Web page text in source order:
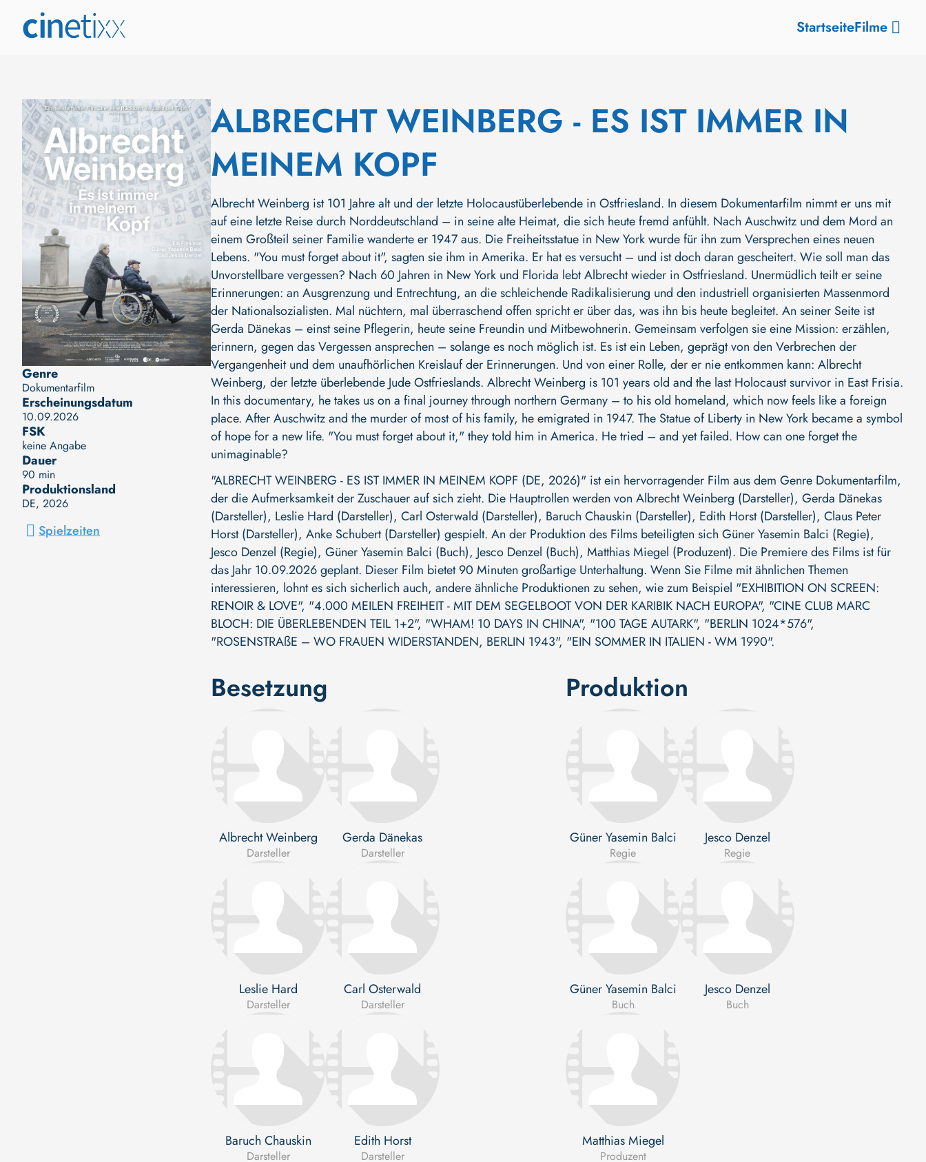
StartseiteFilme
Genre
Dokumentarfilm
Erscheinungsdatum
10.09.2026
FSK
keine Angabe
Dauer
90 min
Produktionsland
DE, 2026
Spielzeiten
ALBRECHT WEINBERG - ES IST IMMER IN
MEINEM KOPF
Albrecht Weinberg ist 101 Jahre alt und der letzte Holocaustüberlebende in Ostfriesland. In diesem Dokumentarfilm nimmt er uns mit
auf eine letzte Reise durch Norddeutschland – in seine alte Heimat, die sich heute fremd anfühlt. Nach Auschwitz und dem Mord an
einem Großteil seiner Familie wanderte er 1947 aus. Die Freiheitsstatue in New York wurde für ihn zum Versprechen eines neuen
Lebens. "You must forget about it", sagten sie ihm in Amerika. Er hat es versucht – und ist doch daran gescheitert. Wie soll man das
Unvorstellbare vergessen? Nach 60 Jahren in New York und Florida lebt Albrecht wieder in Ostfriesland. Unermüdlich teilt er seine
Erinnerungen: an Ausgrenzung und Entrechtung, an die schleichende Radikalisierung und den industriell organisierten Massenmord
der Nationalsozialisten. Mal nüchtern, mal überraschend offen spricht er über das, was ihn bis heute begleitet. An seiner Seite ist
Gerda Dänekas – einst seine Pflegerin, heute seine Freundin und Mitbewohnerin. Gemeinsam verfolgen sie eine Mission: erzählen,
erinnern, gegen das Vergessen ansprechen – solange es noch möglich ist. Es ist ein Leben, geprägt von den Verbrechen der
Vergangenheit und dem unaufhörlichen Kreislauf der Erinnerungen. Und von einer Rolle, der er nie entkommen kann: Albrecht
Weinberg, der letzte überlebende Jude Ostfrieslands. Albrecht Weinberg is 101 years old and the last Holocaust survivor in East Frisia.
In this documentary, he takes us on a final journey through northern Germany – to his old homeland, which now feels like a foreign
place. After Auschwitz and the murder of most of his family, he emigrated in 1947. The Statue of Liberty in New York became a symbol
of hope for a new life. "You must forget about it," they told him in America. He tried – and yet failed. How can one forget the
unimaginable?
"ALBRECHT WEINBERG - ES IST IMMER IN MEINEM KOPF (DE, 2026)" ist ein hervorragender Film aus dem Genre Dokumentarfilm,
der die Aufmerksamkeit der Zuschauer auf sich zieht. Die Hauptrollen werden von Albrecht Weinberg (Darsteller), Gerda Dänekas
(Darsteller), Leslie Hard (Darsteller), Carl Osterwald (Darsteller), Baruch Chauskin (Darsteller), Edith Horst (Darsteller), Claus Peter
Horst (Darsteller), Anke Schubert (Darsteller) gespielt. An der Produktion des Films beteiligten sich Güner Yasemin Balci (Regie),
Jesco Denzel (Regie), Güner Yasemin Balci (Buch), Jesco Denzel (Buch), Matthias Miegel (Produzent). Die Premiere des Films ist für
das Jahr 10.09.2026 geplant. Dieser Film bietet 90 Minuten großartige Unterhaltung. Wenn Sie Filme mit ähnlichen Themen
interessieren, lohnt es sich sicherlich auch, andere ähnliche Produktionen zu sehen, wie zum Beispiel "EXHIBITION ON SCREEN:
RENOIR & LOVE", "4.000 MEILEN FREIHEIT - MIT DEM SEGELBOOT VON DER KARIBIK NACH EUROPA", "CINE CLUB MARC
BLOCH: DIE ÜBERLEBENDEN TEIL 1+2", "WHAM! 10 DAYS IN CHINA", "100 TAGE AUTARK", "BERLIN 1024*576",
"ROSENSTRAßE – WO FRAUEN WIDERSTANDEN, BERLIN 1943", "EIN SOMMER IN ITALIEN - WM 1990".
Besetzung
Albrecht Weinberg
Darsteller
Gerda Dänekas
Darsteller
Leslie Hard
Darsteller
Carl Osterwald
Darsteller
Baruch Chauskin
Darsteller
Edith Horst
Darsteller
Produktion
Güner Yasemin Balci
Regie
Jesco Denzel
Regie
Güner Yasemin Balci
Buch
Jesco Denzel
Buch
Matthias Miegel
Produzent